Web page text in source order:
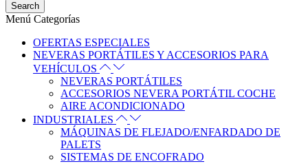
Search
Menú Categorías
OFERTAS ESPECIALES
NEVERAS PORTÁTILES Y ACCESORIOS PARA
VEHÍCULOS
NEVERAS PORTÁTILES
ACCESORIOS NEVERA PORTÁTIL COCHE
AIRE ACONDICIONADO
INDUSTRIALES
MÁQUINAS DE FLEJADO/ENFARDADO DE
PALETS
SISTEMAS DE ENCOFRADO